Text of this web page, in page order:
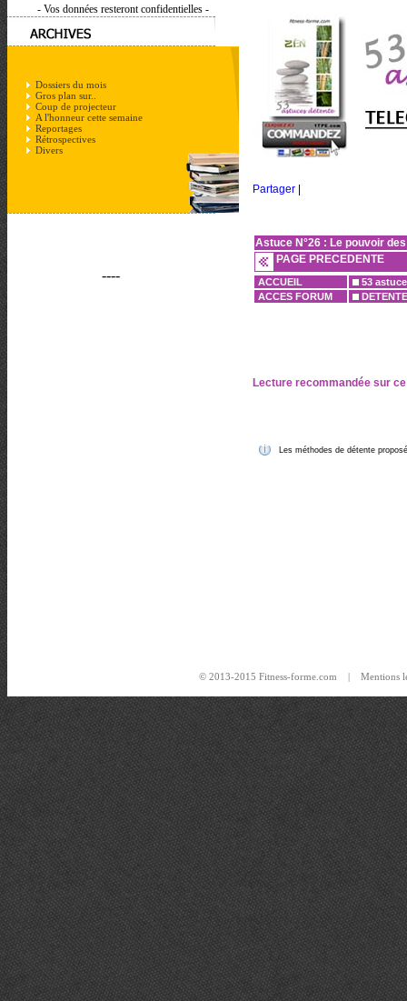
- Vos données resteront confidentielles -
Dossiers du mois
Gros plan sur..
Coup de projecteur
A l'honneur cette semaine
Reportages
Rétrospectives
Divers
----
Partager
Astuce N°26 : Le pouvoir
PAGE PRECEDENTE
ACCUEIL
53
ACCES FORUM
DETENTE
Lecture recommandée sur
Les méthodes de détente
© 2013-2015 Fitness-forme.com | Mentions